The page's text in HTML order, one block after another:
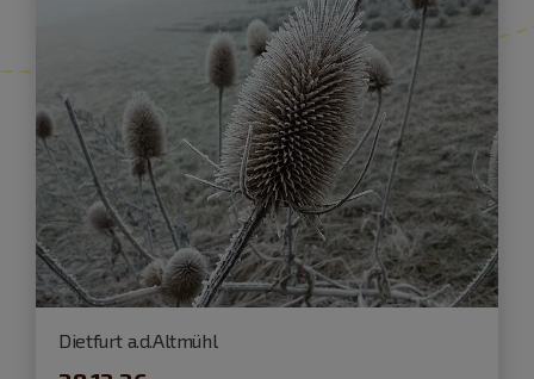
Dietfurt a.d.Altmühl